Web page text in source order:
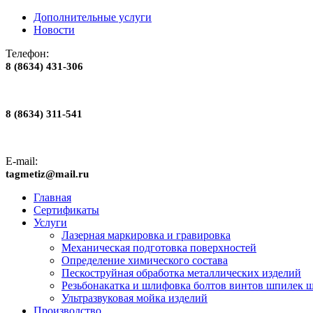
Дополнительные услуги
Новости
Телефон:
8 (8634) 431-306
8 (8634) 311-541
E-mail:
tagmetiz@mail.ru
Главная
Сертификаты
Услуги
Лазерная маркировка и гравировка
Механическая подготовка поверхностей
Определение химического состава
Пескоструйная обработка металлических изделий
Резьбонакатка и шлифовка болтов винтов шпилек
Ультразвуковая мойка изделий
Производство